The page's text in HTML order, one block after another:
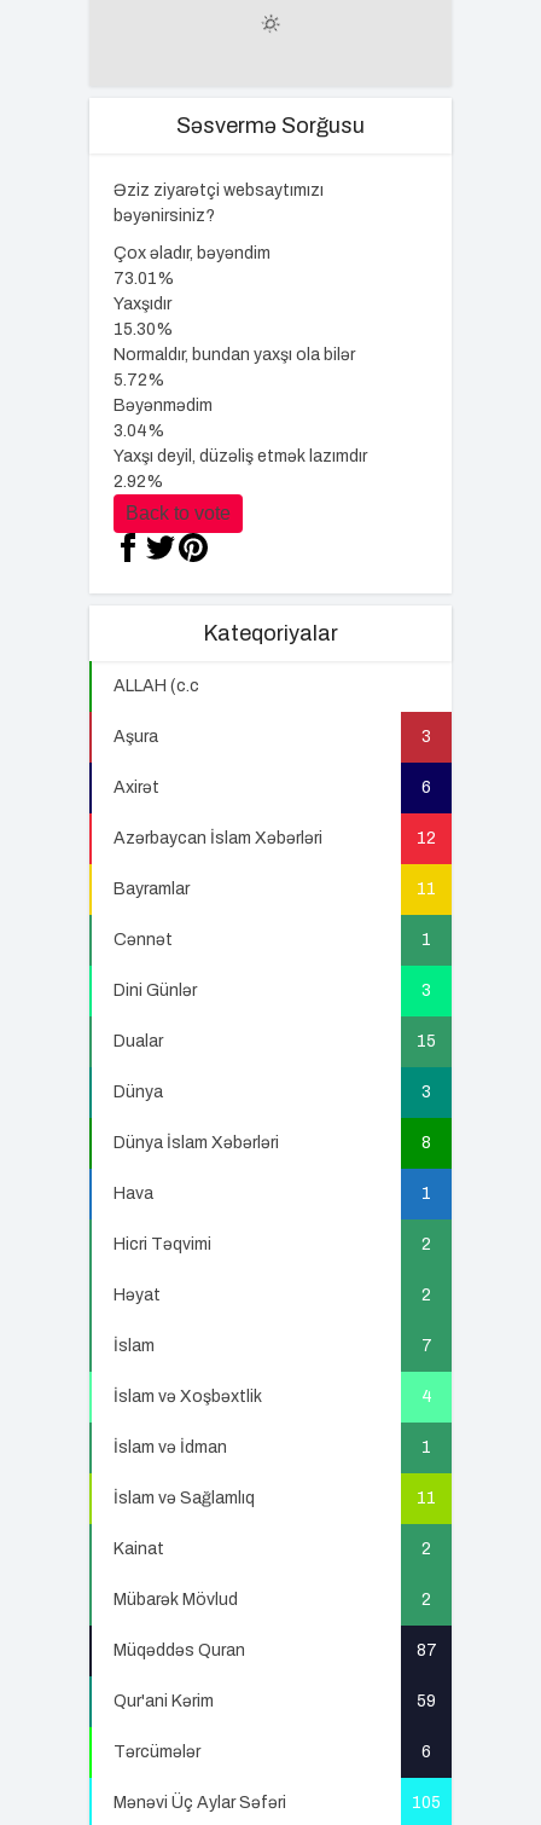
Səsvermə Sorğusu
Əziz ziyarətçi websaytımızı
bəyənirsiniz?
Çox əladır, bəyəndim
73.01%
Yaxşıdır
15.30%
Normaldır, bundan yaxşı ola bilər
5.72%
Bəyənmədim
3.04%
Yaxşı deyil, düzəliş etmək lazımdır
2.92%
Back to vote
Kateqoriyalar
ALLAH (c.c
Aşura 3
Axirət 6
Azərbaycan İslam Xəbərləri 12
Bayramlar 11
Cənnət 1
Dini Günlər 3
Dualar 15
Dünya 3
Dünya İslam Xəbərləri 8
Hava 1
Hicri Təqvimi 2
Həyat 2
İslam 7
İslam və Xoşbəxtlik 4
İslam və İdman 1
İslam və Sağlamlıq 11
Kainat 2
Mübarək Mövlud 2
Müqəddəs Quran 87
Qur'ani Kərim 59
Tərcümələr 6
Mənəvi Üç Aylar Səfəri 105